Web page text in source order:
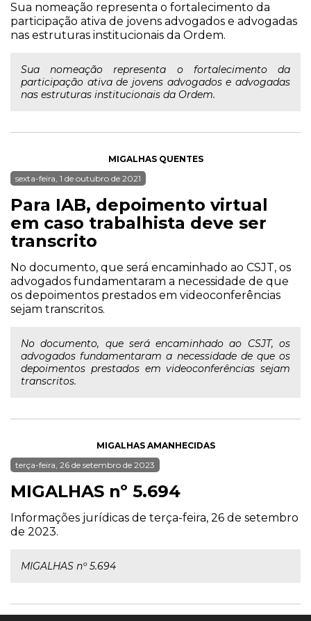
Sua nomeação representa o fortalecimento da
participação ativa de jovens advogados e advogadas
nas estruturas institucionais da Ordem.
Sua nomeação representa o fortalecimento da
participação ativa de jovens advogados e advogadas
nas estruturas institucionais da Ordem.
MIGALHAS QUENTES
sexta-feira, 1 de outubro de 2021
Para IAB, depoimento virtual
em caso trabalhista deve ser
transcrito
No documento, que será encaminhado ao CSJT, os
advogados fundamentaram a necessidade de que
os depoimentos prestados em videoconferências
sejam transcritos.
No documento, que será encaminhado ao CSJT, os
advogados fundamentaram a necessidade de que os
depoimentos prestados em videoconferências sejam
transcritos.
MIGALHAS AMANHECIDAS
terça-feira, 26 de setembro de 2023
MIGALHAS nº 5.694
Informações jurídicas de terça-feira, 26 de setembro
de 2023.
MIGALHAS nº 5.694